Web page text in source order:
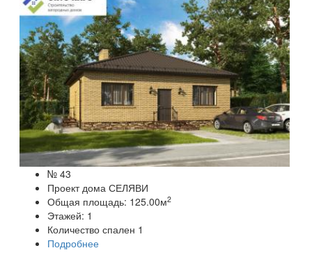
№ 43
Проект дома СЕЛЯВИ
Общая площадь: 125.00м2
Этажей: 1
Количество спален 1
Подробнее